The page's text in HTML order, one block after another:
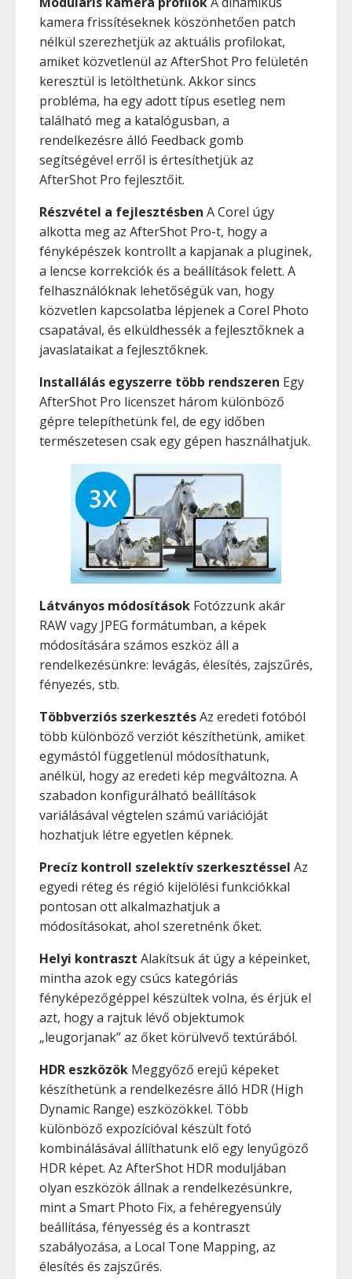
kamera frissítéseknek köszönhetően patch
nélkül szerezhetjük az aktuális profilokat,
amiket közvetlenül az AfterShot Pro felületén
keresztül is letölthetünk. Akkor sincs
probléma, ha egy adott típus esetleg nem
található meg a katalógusban, a
rendelkezésre álló Feedback gomb
segítségével erről is értesíthetjük az
AfterShot Pro fejlesztőit.
Részvétel a fejlesztésben A Corel úgy
alkotta meg az AfterShot Pro-t, hogy a
fényképészek kontrollt a kapjanak a pluginek,
a lencse korrekciók és a beállítások felett. A
felhasználóknak lehetőségük van, hogy
közvetlen kapcsolatba lépjenek a Corel Photo
csapatával, és elküldhessék a fejlesztőknek a
javaslataikat a fejlesztőknek.
Installálás egyszerre több rendszeren Egy
AfterShot Pro licenszet három különböző
gépre telepíthetünk fel, de egy időben
természetesen csak egy gépen használhatjuk.
Látványos módosítások Fotózzunk akár
RAW vagy JPEG formátumban, a képek
módosítására számos eszköz áll a
rendelkezésünkre: levágás, élesítés, zajszűrés,
fényezés, stb.
Többverziós szerkesztésAz eredeti fotóból
több különböző verziót készíthetünk, amiket
egymástól függetlenül módosíthatunk,
anélkül, hogy az eredeti kép megváltozna. A
szabadon konfigurálható beállítások
variálásával végtelen számú variációját
hozhatjuk létre egyetlen képnek.
Precíz kontroll szelektív szerkesztéssel Az
egyedi réteg és régió kijelölési funkciókkal
pontosan ott alkalmazhatjuk a
módosításokat, ahol szeretnénk őket.
Helyi kontraszt Alakítsuk át úgy a képeinket,
mintha azok egy csúcs kategóriás
fényképezőgéppel készültek volna, és érjük el
azt, hogy a rajtuk lévő objektumok
„leugorjanak” az őket körülvevő textúrából.
HDR eszközök Meggyőző erejű képeket
készíthetünk a rendelkezésre álló HDR (High
Dynamic Range) eszközökkel. Több
különböző expozícióval készült fotó
kombinálásával állíthatunk elő egy lenyűgöző
HDR képet. Az AfterShot HDR moduljában
olyan eszközök állnak a rendelkezésünkre,
mint a Smart Photo Fix, a fehéregyensúly
beállítása, fényesség és a kontraszt
szabályozása, a Local Tone Mapping, az
élesítés és zajszűrés.